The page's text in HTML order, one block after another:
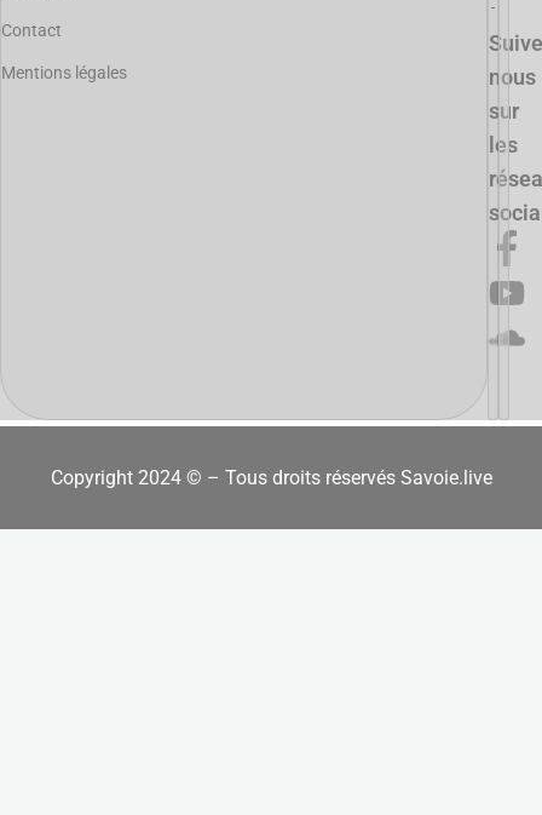
Contact
Mentions légales
nous
sur
les
Copyright 2024 © – Tous droits réservés Savoie.live